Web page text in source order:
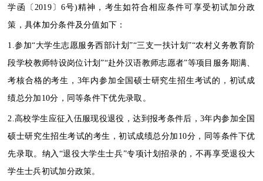
学函〔2019〕6号)精神，考生如符合相应条件可享受初试加分政
策，具体加分条件及分值如下：
1.参加“大学生志愿服务西部计划”“三支一扶计划”“农村义务教育阶
段学校教师特设岗位计划”“赴外汉语教师志愿者”等项目服务期满、
考核合格的考生，3年内参加全国硕士研究生招生考试的，初试成
绩总分加10分，同等条件下优先录取。
2.高校学生应征入伍服现役退役，达到报考条件后，3年内参加全国
硕士研究生招生考试的考生，初试成绩总分加10分，同等条件下优
先录取。纳入“退役大学生士兵”专项计划招录的，不再享受退役大
学生士兵初试加分政策。